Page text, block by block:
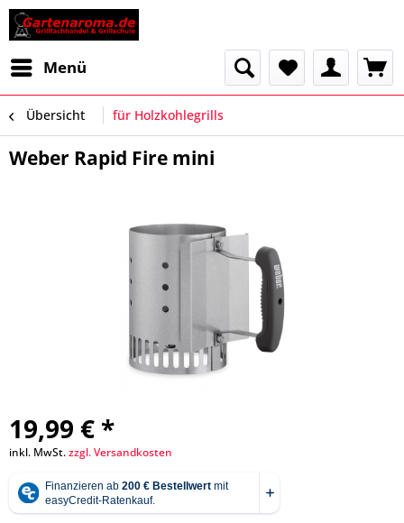
Menü
Übersicht für Holzkohlegrills
Weber Rapid Fire mini
19,99 € *
inkl. MwSt.zzgl. Versandkosten